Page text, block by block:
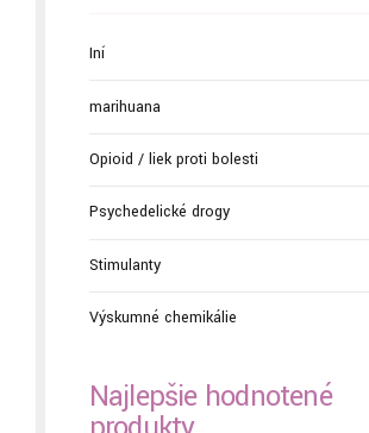
Iní
marihuana
Opioid / liek proti bolesti
Psychedelické drogy
Stimulanty
Výskumné chemikálie
Najlepšie hodnotené